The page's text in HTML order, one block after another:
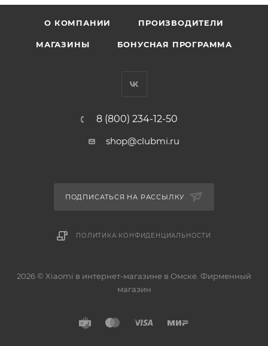
О КОМПАНИИ ПРОИЗВОДИТЕЛИ
МАГАЗИНЫ БОНУСНАЯ ПРОГРАММА
8 (800) 234-12-50
shop@clubmi.ru
ПОДПИСАТЬСЯ НА РАССЫЛКУ
ПОЛИТИКА КОНФИДЕНЦИАЛЬНОСТИ
2026 © Xiaomi в интернет-магазине в Омске. Фирменный
магазин